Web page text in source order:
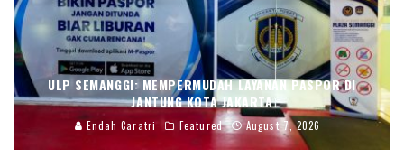
ULP SEMANGGI: MEMPERMUDAH LAYANAN PASPOR DI
JANTUNG KOTA JAKARTA
Endah Caratri Featured August 7, 2026